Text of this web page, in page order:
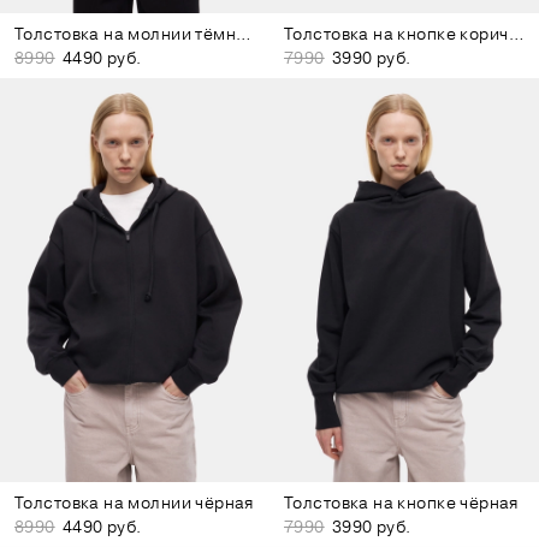
Толстовка на молнии тёмно-серая
8990 4490 руб.
Толстовка на кнопке коричневая
7990 3990 руб.
Толстовка на молнии чёрная
8990 4490 руб.
Толстовка на кнопке чёрная
7990 3990 руб.